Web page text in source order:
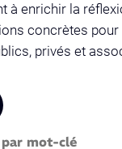
à enrichir la
concrètes pour
privés et